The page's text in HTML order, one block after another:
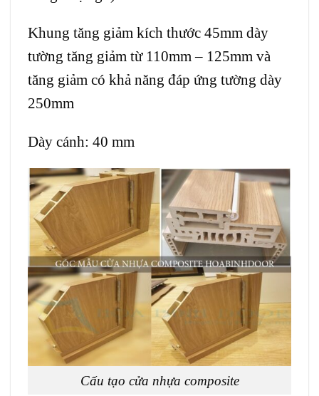
Khung tăng giảm kích thước 45mm dày
tường tăng giảm từ 110mm – 125mm và
tăng giảm có khả năng đáp ứng tường dày
250mm
Dày cánh: 40 mm
Cấu tạo cửa nhựa composite